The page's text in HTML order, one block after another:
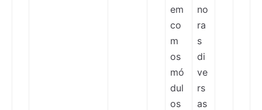
em
co
m
os
mó
dul
os
no
ra
s
di
ve
rs
as